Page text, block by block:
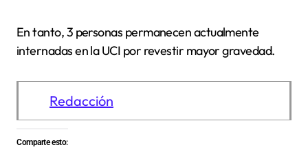
En tanto, 3 personas permanecen actualmente
internadas en la UCI por revestir mayor gravedad.
Redacción
Comparte esto: